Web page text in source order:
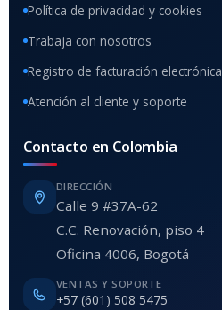
Política de privacidad y cookies
Trabaja con nosotros
Registro de facturación electrónica
Atención al cliente y soporte
Contacto en Colombia
DIRECCIÓN
Calle 9 #37A-62
C.C. Renovación, piso 4
Oficina 4006, Bogotá
VENTAS Y SOPORTE
+57 (601) 508 5475